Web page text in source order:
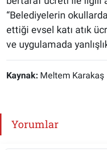
“Belediyelerin
ettiği evsel katı atık
ve uygulamada
Kaynak: Meltem Karakaş
Yorumlar